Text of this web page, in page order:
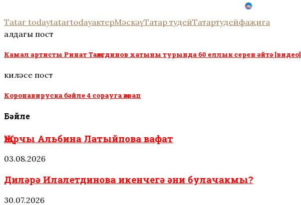
Tatar todaytatartodayактерМәскәүТатар тудейТатартудейфаҗига
алдагы пост
Камал артисты Ринат Таҗетдинов хатыны турында 60 еллык серен әйтә [видео]
киләсе пост
Коронавируска бәйле 4 сорауга җавап
Бәйле
Җырчы Альбина Латыйпова вафат
03.08.2026
Диләрә Илалетдинова икенчегә әни булачакмы?
30.07.2026